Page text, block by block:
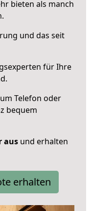
bieten als manch
und das seit
für Ihre
Telefon oder
bequem
aus und erhalten
erhalten